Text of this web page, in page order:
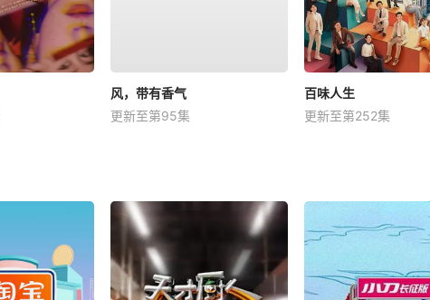
风，带有香气
更新至第95集
百味人生
更新至第252集